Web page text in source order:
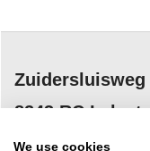
Zuidersluisweg
8243 RC
Nederland
We use cookies